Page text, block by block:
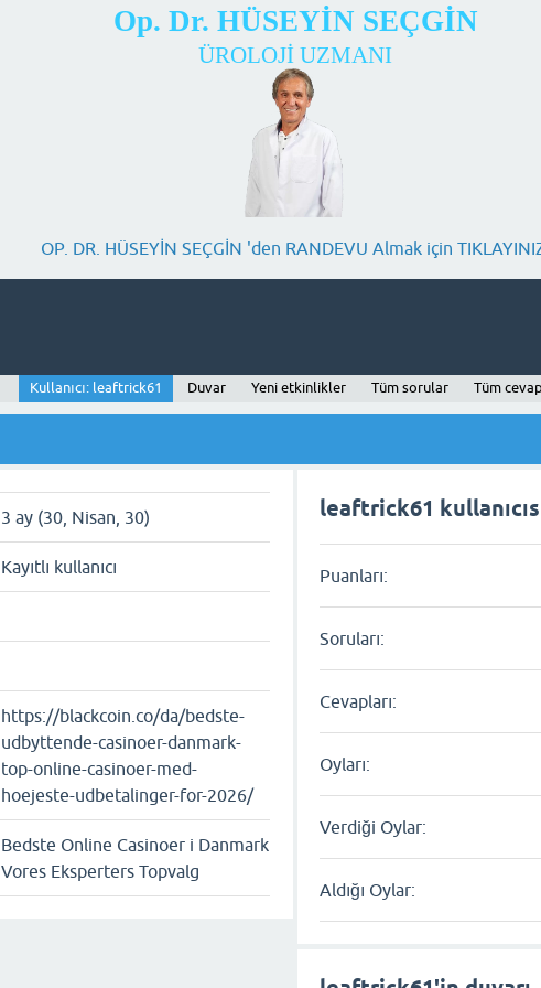
Op. Dr. HÜSEYİN SEÇGİN
ÜROLOJİ UZMANI
OP. DR. HÜSEYİN SEÇGİN 'den RANDEVU Almak için
Kullanıcı: leaftrick61 Duvar Yeni etkinlikler Tüm sorular Tüm
3 ay (30, Nisan, 30)
Kayıtlı kullanıcı
https://blackcoin.co/da/bedste-
udbyttende-casinoer-danmark-
top-online-casinoer-med-
hoejeste-udbetalinger-for-2026/
Bedste Online Casinoer i Danmark
Vores Eksperters Topvalg
leaftrick61
Puanları:
Soruları:
Cevapları:
Oyları:
Verdiği Oylar:
Aldığı Oylar: